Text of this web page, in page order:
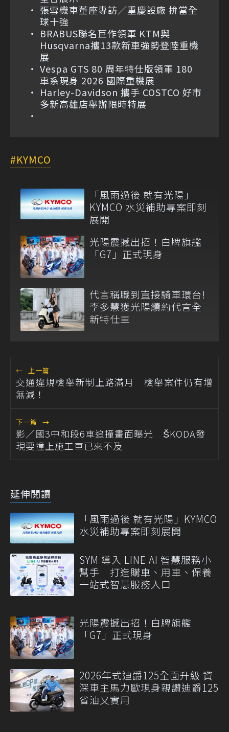
張雪機車董座專訪／重慶設廠 拚當全
球十強
BRABUS聯名巨作領軍 KTM與
Husqvarna攜13款新車強勢登陸重機
展
Vespa GTS 80 周年特仕版領軍 180
車系現身 2026 國際重機展
Harley-Davidson 攜手 COSTCO 好市
多新高雄店舉辦限時特展
KYMCO
「風雨過後 就有光陽」
KYMCO 水災補助專案即刻
展開
光陽震撼出招！白牌旗艦
「G7」正式現身
代言稱職到直接騎車環台!
李多慧獲光陽續約代言全
新特仕車
← 上一篇
交通違規檢舉新制上路滿月 檢舉案件仍有增
無減！
下一篇 →
影／國3中和段6車追撞畫面曝光 ŠKODA發
現要撞上施工車已來不及
延伸閱讀
「風雨過後 就有光陽」KYMCO
水災補助專案即刻展開
SYM 導入 LINE AI 智慧服務小
幫手 打造購車、用車、保養
一站式智慧服務入口
光陽震撼出招！白牌旗艦
「G7」正式現身
2026年式迪爵125全面升級 資
深車主馬力歐現身親讚迪爵125
省油又實用